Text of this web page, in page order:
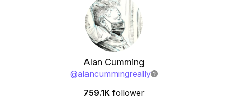
Alan Cumming
@alancummingreally
759.1K follower